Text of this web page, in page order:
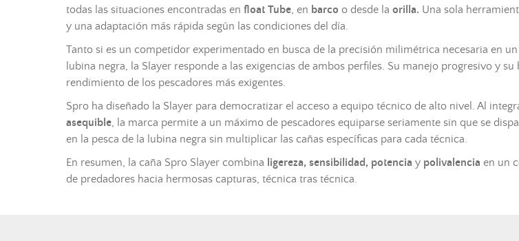
todas las situaciones encontradas en float Tube, en barco o desde la orilla. Una sola
y una adaptación más rápida según las condiciones del día.
Tanto si es un competidor experimentado en busca de la precisión milimétrica necesaria en
lubina negra, la Slayer responde a las exigencias de ambos perfiles. Su manejo progresivo y
rendimiento de los pescadores más exigentes.
Spro ha diseñado la Slayer para democratizar el acceso a equipo técnico de alto nivel. Al
asequible, la marca permite a un máximo de pescadores equiparse seriamente sin que se
en la pesca de la lubina negra sin multiplicar las cañas específicas para cada técnica.
En resumen, la caña Spro Slayer combina ligereza, sensibilidad, potencia y polivalencia en un
de predadores hacia hermosas capturas, técnica tras técnica.